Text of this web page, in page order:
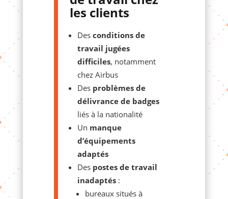
les clients
Des conditions de
travail jugées
difficiles, notamment
chez Airbus
Des problèmes de
délivrance de badges
liés à la nationalité
Un manque
d’équipements
adaptés
Des postes de travail
inadaptés:
bureaux situés à